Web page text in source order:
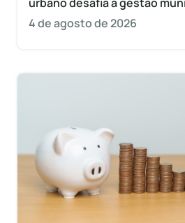
4 de agosto de 2026